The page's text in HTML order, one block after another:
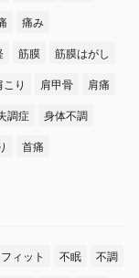
痛み
筋膜
筋膜はがし
こり 肩甲骨
肩痛
調症
身体不調
首痛
ィット 不眠
不調